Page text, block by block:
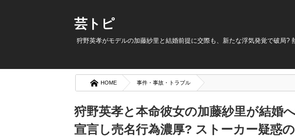
芸トピ
狩野英孝がモデルの加藤紗里と結婚前提に交際も、新たな浮気発覚で破局?
HOME 事件・事故・トラブル
狩野英孝と本命彼女の加藤紗里が結婚
宣言し売名行為濃厚? ストーカー疑惑